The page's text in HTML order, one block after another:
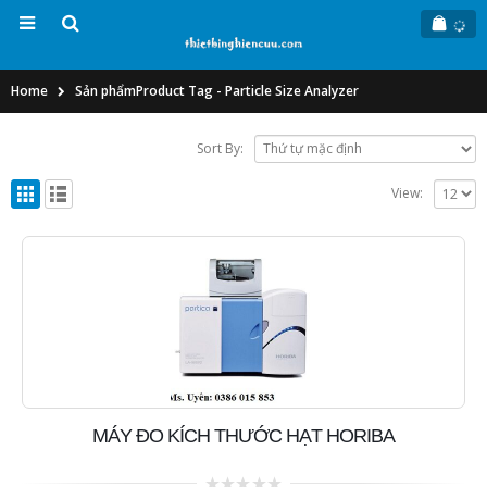
Home Sản phẩmProduct Tag - Particle Size Analyzer
Sort By:
View:
MÁY ĐO KÍCH THƯỚC HẠT HORIBA